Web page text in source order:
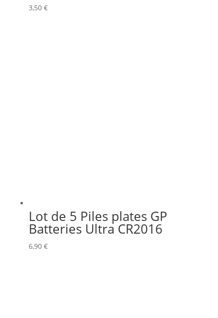
3,50 €
Lot de 5 Piles plates GP
Batteries Ultra CR2016
6,90 €